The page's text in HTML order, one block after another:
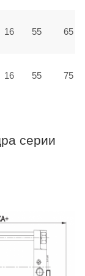
16 55 65
16 55 75
серии